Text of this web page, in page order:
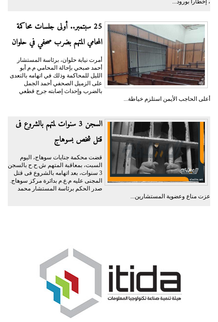
، إخطارا بورود...
25 سبتمبر.. أولى جلسات محاكمة
المحامي المتهم بضرب صحفي في حلوان
أمرت نيابة حلوان، برئاسة المستشار
أحمد صبحي بإحالة المحامي م.م أبو
الليل للمحاكمة وذلك في اتهامه بالتعدى
على الزميل الصحفي أحمد الجمل
بالضرب وإحداث إصابته جرح قطعي
أعلى الحاجب الأيمن استلزم خياطة...
السجن 3 سنوات لمتهم بالشروع فى
قتل شخص بسوهاج
قضت محكمة جنايات سوهاج، اليوم
السبت، بمعاقبة المتهم ش.ح.ح بالسجن
3 سنوات، بعد اتهامه بالشروع فى قتل
المجنى عليه م.ع.م بدائرة مركز سوهاج.
صدر الحكم برئاسة المستشار محمد
عزت مناع وعضوية المستشارين...